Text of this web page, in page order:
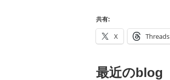
共有:
X Threads
最近のblog